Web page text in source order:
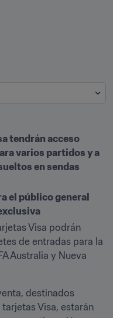
tendrán acceso
varios partidos y a
en sendas
el público general
Visa podrán
de entradas para la
Australia y Nueva
destinados
Visa, estarán